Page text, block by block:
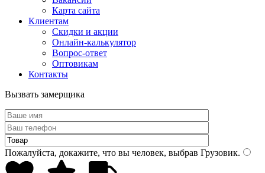
Карта сайта
Клиентам
Скидки и акции
Онлайн-калькулятор
Вопрос-ответ
Оптовикам
Контакты
Вызвать замерщика
Пожалуйста, докажите, что вы человек, выбрав Грузовик.